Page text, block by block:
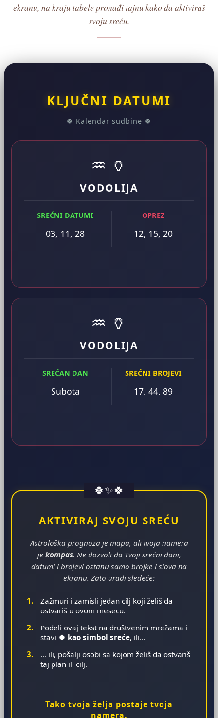
ekranu, na kraju tabele pronađi tajnu kako da aktiviraš
svoju sreću.
KLJUČNI DATUMI
🍀 Kalendar sudbine 🍀
♒ 🏺
VODOLIJA
SREĆNI DATUMI
03, 11, 28
OPREZ
12, 15, 20
♒ 🏺
VODOLIJA
SREĆAN DAN
Subota
SREĆNI BROJEVI
17, 44, 89
🍀✨🍀
AKTIVIRAJ SVOJU SREĆU
Astrološka prognoza je mapa, ali tvoja namera
je kompas. Ne dozvoli da Tvoji srećni dani,
datumi i brojevi ostanu samo brojke i slova na
ekranu. Zato uradi sledeće:
1.
Zažmuri i zamisli jedan cilj koji želiš da
ostvariš u ovom mesecu.
2.
Podeli ovaj tekst na društvenim mrežama i
stavi 🍀 kao simbol sreće, ili…
3.
… ili, pošalji osobi sa kojom želiš da ostvariš
taj plan ili cilj.
Tako tvoja želja postaje tvoja
namera.